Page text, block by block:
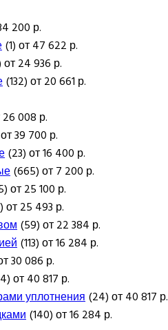
200 р.
(1) от 47 622 р.
от 24 936 р.
(132) от 20 661 р.
26 008 р.
39 700 р.
(23) от 16 400 р.
(665) от 7 200 р.
от 25 100 р.
от 25 493 р.
(59) от 22 384 р.
(113) от 16 284 р.
30 086 р.
от 40 817 р.
уплотнения(24) от 40 817 р.
(140) от 16 284 р.